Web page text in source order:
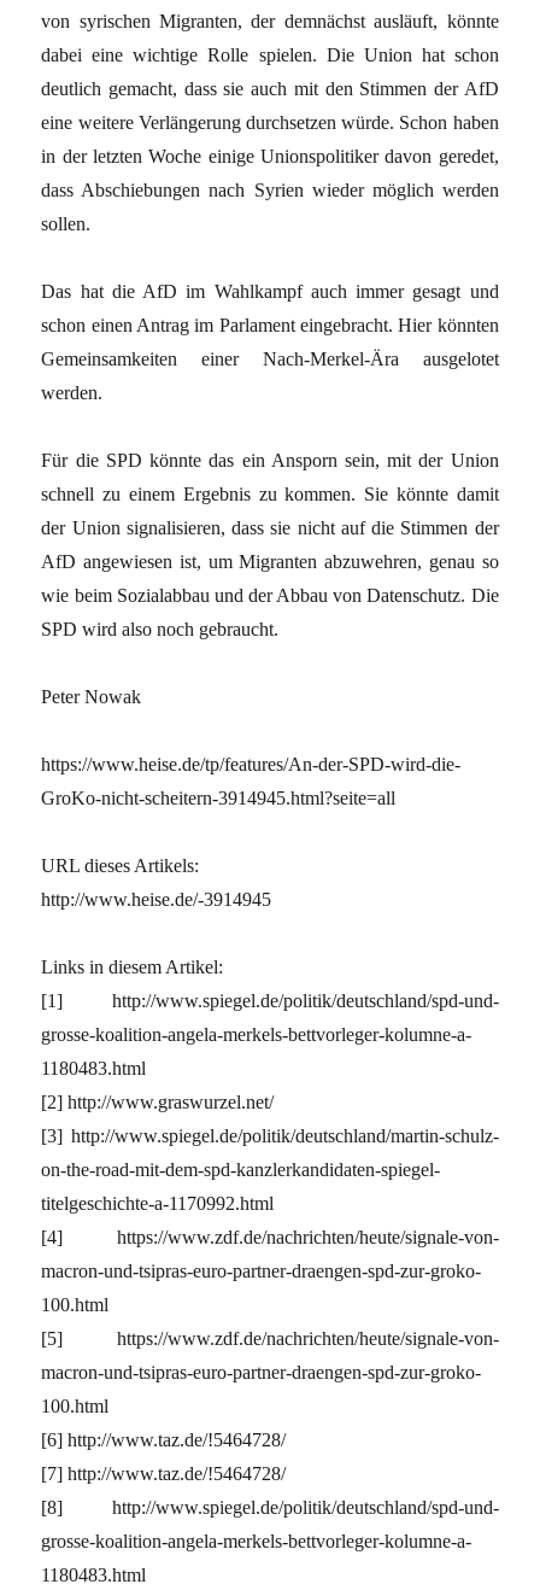
von syrischen Migranten, der demnächst ausläuft, könnte
dabei eine wichtige Rolle spielen. Die Union hat schon
deutlich gemacht, dass sie auch mit den Stimmen der AfD
eine weitere Verlängerung durchsetzen würde. Schon haben
in der letzten Woche einige Unionspolitiker davon geredet,
dass Abschiebungen nach Syrien wieder möglich werden
sollen.
Das hat die AfD im Wahlkampf auch immer gesagt und
schon einen Antrag im Parlament eingebracht. Hier könnten
Gemeinsamkeiten einer Nach-Merkel-Ära ausgelotet
werden.
Für die SPD könnte das ein Ansporn sein, mit der Union
schnell zu einem Ergebnis zu kommen. Sie könnte damit
der Union signalisieren, dass sie nicht auf die Stimmen der
AfD angewiesen ist, um Migranten abzuwehren, genau so
wie beim Sozialabbau und der Abbau von Datenschutz. Die
SPD wird also noch gebraucht.
Peter Nowak
https://www.heise.de/tp/features/An-der-SPD-wird-die-
GroKo-nicht-scheitern-3914945.html?seite=all
URL dieses Artikels:
http://www.heise.de/-3914945
Links in diesem Artikel:
[1] http://www.spiegel.de/politik/deutschland/spd-und-
grosse-koalition-angela-merkels-bettvorleger-kolumne-a-
1180483.html
[2] http://www.graswurzel.net/
[3] http://www.spiegel.de/politik/deutschland/martin-schulz-
on-the-road-mit-dem-spd-kanzlerkandidaten-spiegel-
titelgeschichte-a-1170992.html
[4] https://www.zdf.de/nachrichten/heute/signale-von-
macron-und-tsipras-euro-partner-draengen-spd-zur-groko-
100.html
[5] https://www.zdf.de/nachrichten/heute/signale-von-
macron-und-tsipras-euro-partner-draengen-spd-zur-groko-
100.html
[6] http://www.taz.de/!5464728/
[7] http://www.taz.de/!5464728/
[8] http://www.spiegel.de/politik/deutschland/spd-und-
grosse-koalition-angela-merkels-bettvorleger-kolumne-a-
1180483.html